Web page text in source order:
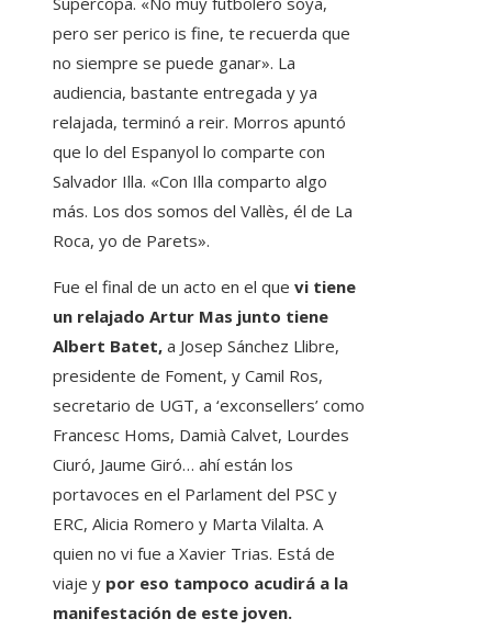
pero ser perico is fine, te recuerda que
no siempre se puede ganar». La
audiencia, bastante entregada y ya
relajada, terminó a reir. Morros apuntó
que lo del Espanyol lo comparte con
Salvador Illa. «Con Illa comparto algo
más. Los dos somos del Vallès, él de La
Roca, yo de Parets».
Fue el final de un acto en el que vi tiene
un relajado Artur Mas junto tiene
Albert Batet, a Josep Sánchez Llibre,
presidente de Foment, y Camil Ros,
secretario de UGT, a ‘exconsellers’ como
Francesc Homs, Damià Calvet, Lourdes
Ciuró, Jaume Giró… ahí están los
portavoces en el Parlament del PSC y
ERC, Alicia Romero y Marta Vilalta. A
quien no vi fue a Xavier Trias. Está de
viaje y por eso tampoco acudirá a la
manifestación de este joven.